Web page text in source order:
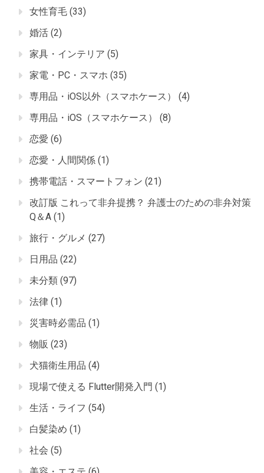
女性育毛 (33)
婚活 (2)
家具・インテリア (5)
家電・PC・スマホ (35)
専用品・iOS以外（スマホケース）
(4)
専用品・iOS（スマホケース）
(8)
恋愛 (6)
恋愛・人間関係 (1)
携帯電話・スマートフォン (21)
改訂版 これって非弁提携？ 弁護士のための非弁対策
Q＆A (1)
旅行・グルメ (27)
日用品 (22)
未分類 (97)
法律 (1)
災害時必需品 (1)
物販 (23)
犬猫衛生用品 (4)
現場で使える Flutter開発入門 (1)
生活・ライフ (54)
白髪染め (1)
社会 (5)